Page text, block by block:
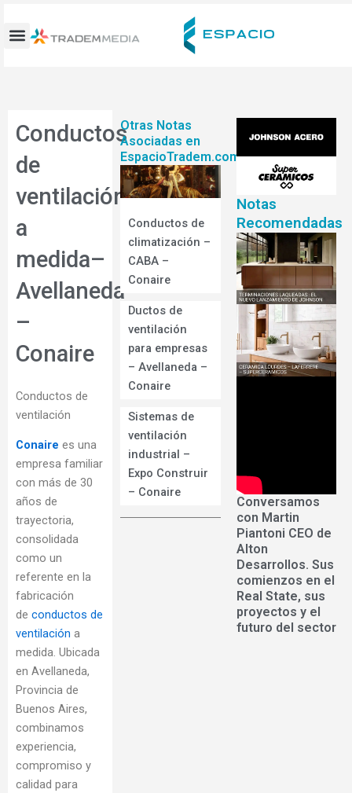
contenido
Conductos
de
ventilación
a
medida–
Avellaneda
–
Conaire
Conductos de
ventilación
Conaire es una
empresa familiar
con más de 30
años de
trayectoria,
consolidada
como un
referente en la
fabricación
de conductos de
ventilación a
medida. Ubicada
en Avellaneda,
Provincia de
Buenos Aires,
combinamos
experiencia,
compromiso y
calidad para
Otras Notas
Asociadas en
EspacioTradem.com
Conductos de
climatización –
CABA –
Conaire
Ductos de
ventilación
para empresas
– Avellaneda –
Conaire
Sistemas de
ventilación
industrial –
Expo Construir
– Conaire
Notas
Recomendadas
Conversamos
con Martin
Piantoni CEO de
Alton
Desarrollos. Sus
comienzos en el
Real State, sus
proyectos y el
futuro del sector